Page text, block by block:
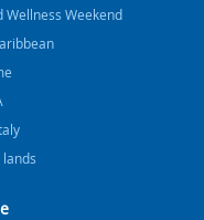
Weekend